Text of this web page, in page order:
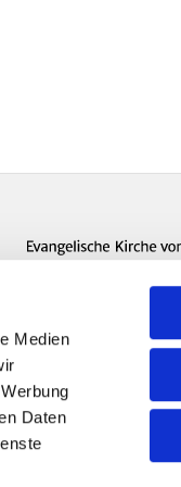
Medien
Daten